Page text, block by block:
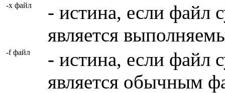
-x файл
- истина, если файл
является
-f файл
- истина, если файл
является обычным